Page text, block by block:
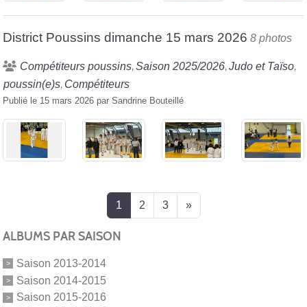
District Poussins dimanche 15 mars 2026 8 photos
Compétiteurs poussins Saison 2025/2026 Judo et Taïso
poussin(e)s Compétiteurs
Publié le 15 mars 2026 par Sandrine Bouteillé
1 2 3 »
ALBUMS PAR SAISON
Saison 2013-2014
Saison 2014-2015
Saison 2015-2016